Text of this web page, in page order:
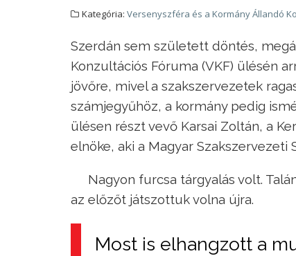
Kategória: Versenyszféra és a Kormány Állandó
Szerdán sem született döntés,
Konzultációs Fóruma (VKF) ülésén
jövőre, mivel a szakszervezetek
számjegyűhöz, a kormány pedig
ülésen részt vevő Karsai Zoltán, a
elnöke, aki a Magyar Szakszervezeti
Nagyon furcsa tárgyalás volt.
az előzőt játszottuk volna újra.
Most is elhangzott a